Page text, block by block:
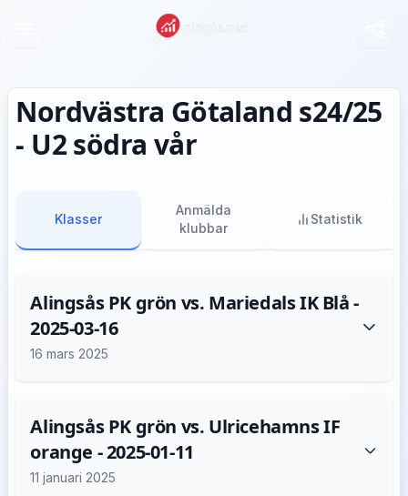
Nordvästra Götaland s24/25
- U2 södra vår
Klasser
Anmälda
klubbar
Statistik
Alingsås PK grön vs. Mariedals IK Blå -
2025-03-16
16 mars 2025
Alingsås PK grön vs. Ulricehamns IF
orange - 2025-01-11
11 januari 2025